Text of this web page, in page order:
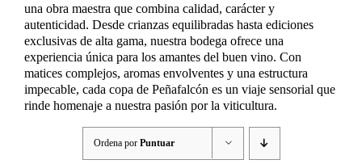
una obra maestra que combina calidad, carácter y
autenticidad. Desde crianzas equilibradas hasta ediciones
exclusivas de alta gama, nuestra bodega ofrece una
experiencia única para los amantes del buen vino. Con
matices complejos, aromas envolventes y una estructura
impecable, cada copa de Peñafalcón es un viaje sensorial que
rinde homenaje a nuestra pasión por la viticultura.
Ordena por Puntuar